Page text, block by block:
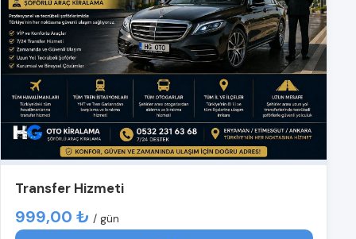
Transfer Hizmeti
999,00 ₺ / gün